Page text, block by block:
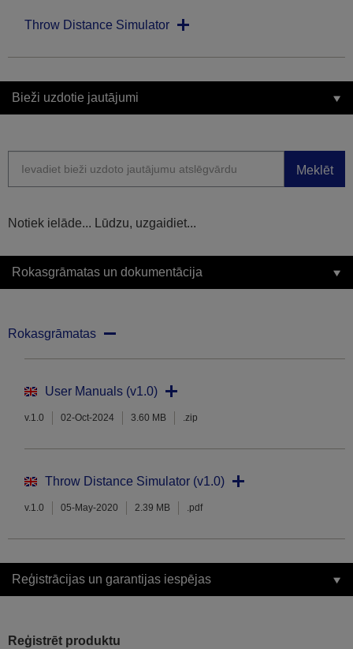
Throw Distance Simulator
Bieži uzdotie jautājumi
Meklēt
Notiek ielāde... Lūdzu, uzgaidiet...
Rokasgrāmatas un dokumentācija
Rokasgrāmatas
User Manuals (v1.0)
v.1.0 02-Oct-2024 3.60 MB .zip
Throw Distance Simulator (v1.0)
v.1.0 05-May-2020 2.39 MB .pdf
Reģistrācijas un garantijas iespējas
Reģistrēt produktu